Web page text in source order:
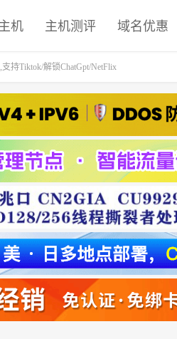
机 主机测评 域名优惠
持Tiktok/解锁ChatGpt/NetFlix